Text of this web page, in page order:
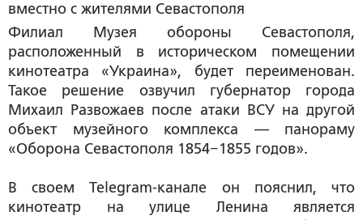
вместно с жителями Севастополя
Филиал Музея обороны Севастополя,
расположенный в историческом помещении
кинотеатра «Украина», будет переименован.
Такое решение озвучил губернатор города
Михаил Развожаев после атаки ВСУ на другой
объект музейного комплекса — панораму
«Оборона Севастополя 1854−1855 годов».
В своем Telegram-канале он пояснил, что
кинотеатр на улице Ленина является